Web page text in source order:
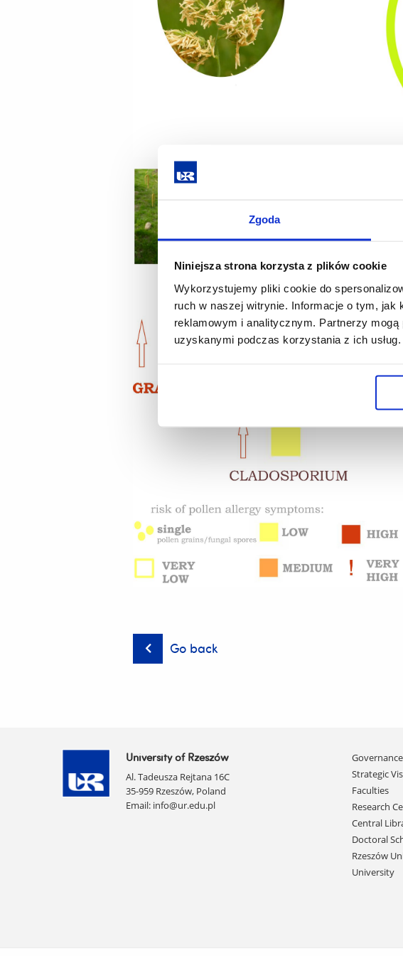
Zgoda
Niniejsza strona korzysta z plików cookie
Wykorzystujemy pliki cookie do
ruch w naszej witrynie. Informacje o tym, jak
reklamowym i analitycznym. Partnerzy
uzyskanymi podczas korzystania z ich usług.
Go back
University of Rzeszów
Al. Tadeusza Rejtana 16C
35-959 Rzeszów, Poland
Email: info@ur.edu.pl
Skip
navigation
Governance
Strategic
Faculties
Research
Central
Doctoral
Rzeszów
University